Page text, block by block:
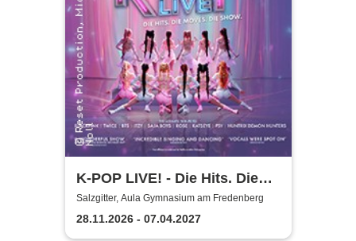
K-POP LIVE! - Die Hits. Die
Moves. Die Show.
Salzgitter, Aula Gymnasium am Fredenberg
28.11.2026 - 07.04.2027